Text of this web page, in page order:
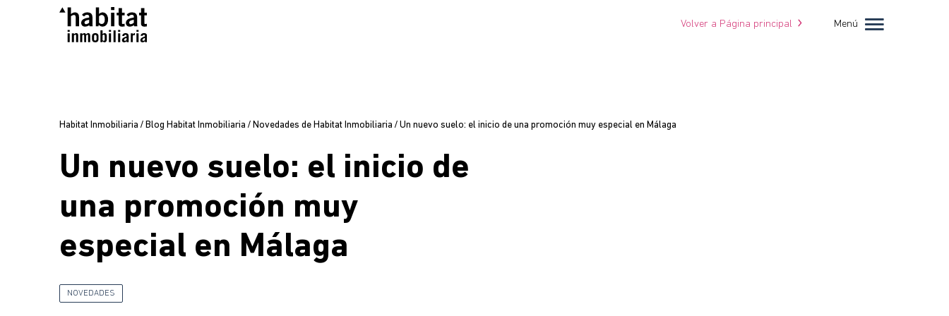
Volver a Página principal Menú
Habitat Inmobiliaria / Blog Habitat Inmobiliaria / Novedades de Habitat Inmobiliaria / Un nuevo suelo: el inicio de una promoción muy especial en Málaga
Un nuevo suelo: el inicio de
una promoción muy
especial en Málaga
NOVEDADES